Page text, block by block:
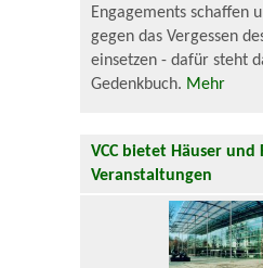
Engagements schaffen
gegen das Vergessen
einsetzen - dafür steht
Gedenkbuch. Mehr
VCC bietet Häuser und
Veranstaltungen